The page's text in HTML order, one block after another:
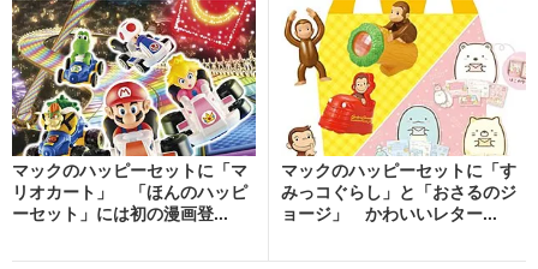
マックのハッピーセットに「マ
リオカート」 「ほんのハッピ
ーセット」には初の漫画登...
マックのハッピーセットに「す
みっコぐらし」と「おさるのジ
ョージ」 かわいいレター...